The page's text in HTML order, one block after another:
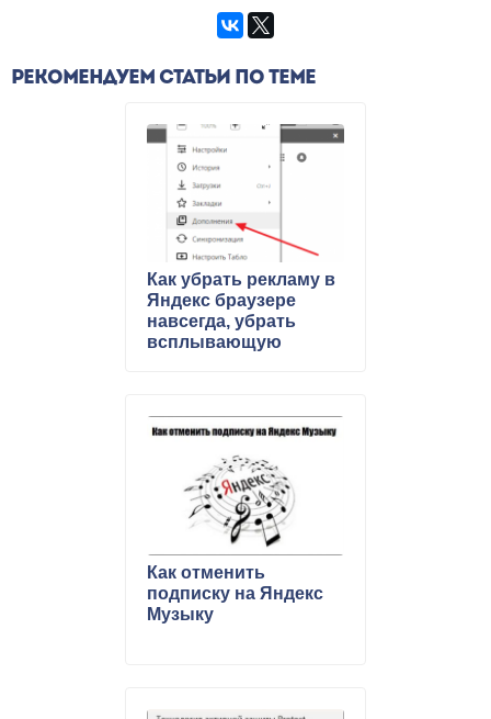
РЕКОМЕНДУЕМ СТАТЬИ ПО ТЕМЕ
Как убрать рекламу в
Яндекс браузере
навсегда, убрать
всплывающую
Как отменить
подписку на Яндекс
Музыку